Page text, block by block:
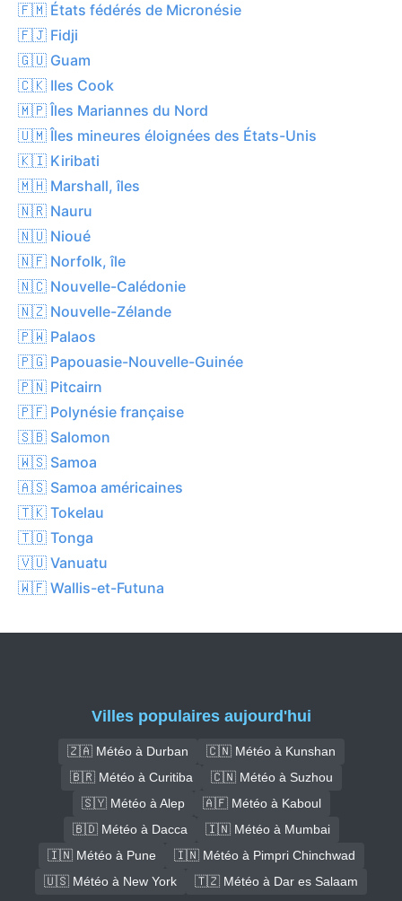
🇫🇲 États fédérés de Micronésie
🇫🇯 Fidji
🇬🇺 Guam
🇨🇰 Iles Cook
🇲🇵 Îles Mariannes du Nord
🇺🇲 Îles mineures éloignées des États-Unis
🇰🇮 Kiribati
🇲🇭 Marshall, îles
🇳🇷 Nauru
🇳🇺 Nioué
🇳🇫 Norfolk, île
🇳🇨 Nouvelle-Calédonie
🇳🇿 Nouvelle-Zélande
🇵🇼 Palaos
🇵🇬 Papouasie-Nouvelle-Guinée
🇵🇳 Pitcairn
🇵🇫 Polynésie française
🇸🇧 Salomon
🇼🇸 Samoa
🇦🇸 Samoa américaines
🇹🇰 Tokelau
🇹🇴 Tonga
🇻🇺 Vanuatu
🇼🇫 Wallis-et-Futuna
Villes populaires aujourd'hui
🇿🇦 Météo à Durban
🇨🇳 Météo à Kunshan
🇧🇷 Météo à Curitiba
🇨🇳 Météo à Suzhou
🇸🇾 Météo à Alep
🇦🇫 Météo à Kaboul
🇧🇩 Météo à Dacca
🇮🇳 Météo à Mumbai
🇮🇳 Météo à Pune
🇮🇳 Météo à Pimpri Chinchwad
🇺🇸 Météo à New York
🇹🇿 Météo à Dar es Salaam